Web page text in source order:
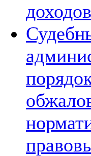
доходов